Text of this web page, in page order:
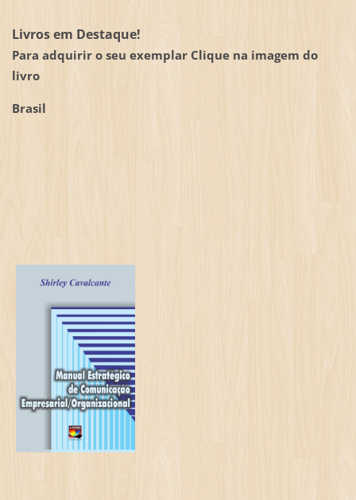
Livros em Destaque!
Para adquirir o seu exemplar Clique na imagem do
livro
Brasil